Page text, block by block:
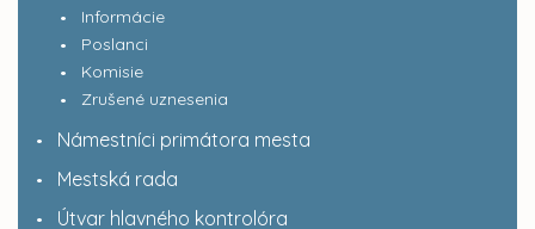
Informácie
Poslanci
Komisie
Zrušené uznesenia
Námestníci primátora mesta
Mestská rada
Útvar hlavného kontrolóra